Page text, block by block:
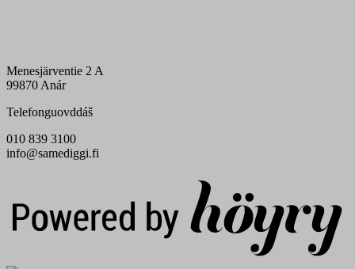
Menesjärventie 2 A
99870 Anár
Telefonguovddáš
010 839 3100
info@samediggi.fi